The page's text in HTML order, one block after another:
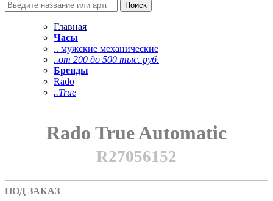
Поиск
Главная
Часы
.. мужские механические
..от 200 до 500 тыс. руб.
Бренды
Rado
..True
Rado True Automatic
R27056152
ПОД ЗАКАЗ